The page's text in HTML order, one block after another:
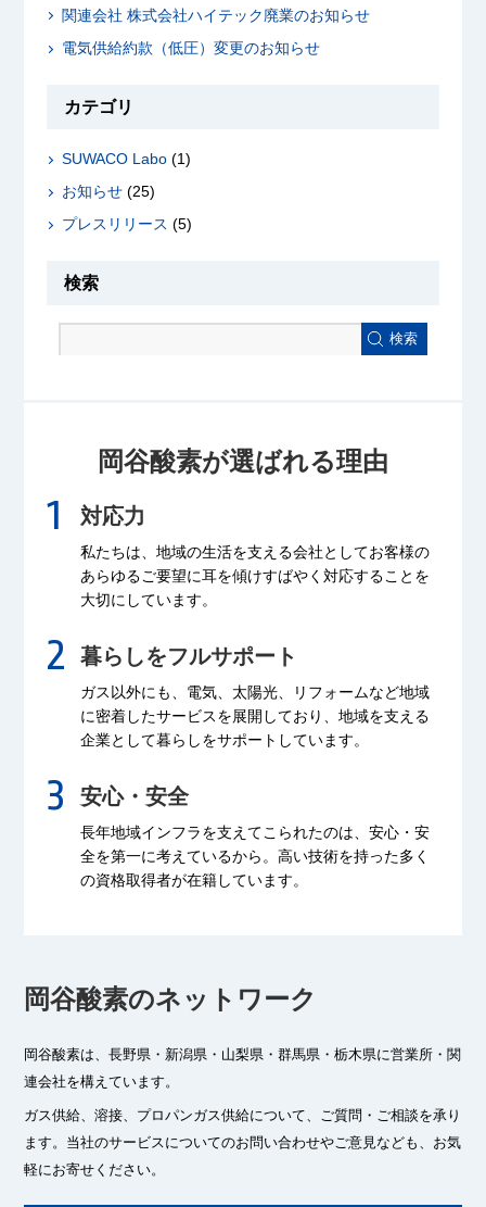
関連会社 株式会社ハイテック廃業のお知らせ
電気供給約款（低圧）変更のお知らせ
カテゴリ
SUWACO Labo(1)
お知らせ(25)
プレスリリース (5)
検索
検索
岡谷酸素が選ばれる理由
対応力
私たちは、地域の生活を支える会社としてお客様の
あらゆるご要望に耳を傾けすばやく対応することを
大切にしています。
暮らしをフルサポート
ガス以外にも、電気、太陽光、リフォームなど地域
に密着したサービスを展開しており、地域を支える
企業として暮らしをサポートしています。
安心・安全
長年地域インフラを支えてこられたのは、安心・安
全を第一に考えているから。高い技術を持った多く
の資格取得者が在籍しています。
岡谷酸素のネットワーク
岡谷酸素は、長野県・新潟県・山梨県・群馬県・栃木県に営業所・関
連会社を構えています。
ガス供給、溶接、プロパンガス供給について、ご質問・ご相談を承り
ます。 当社のサービスについてのお問い合わせやご意見なども、お気
軽にお寄せください。